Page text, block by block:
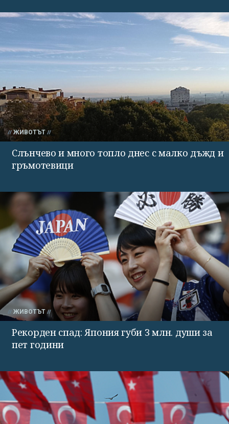
ЖИВОТЪТ
Слънчево и много топло днес с малко дъжд и
гръмотевици
ЖИВОТЪТ
Рекорден спад: Япония губи 3 млн. души за
пет години